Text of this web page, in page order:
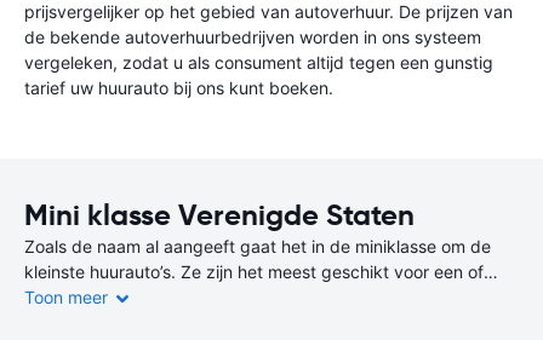
prijsvergelijker op het gebied van autoverhuur. De prijzen van
de bekende autoverhuurbedrijven worden in ons systeem
vergeleken, zodat u als consument altijd tegen een gunstig
tarief uw huurauto bij ons kunt boeken.
Mini klasse Verenigde Staten
Zoals de naam al aangeeft gaat het in de miniklasse om de
kleinste huurauto’s. Ze zijn het meest geschikt voor een of
twee personen en hebben meestal maar twee deuren.
Toon meer